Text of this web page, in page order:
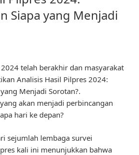
Siapa yang Menjadi
telah berakhir dan masyarakat
Analisis Hasil Pilpres 2024:
Menjadi Sorotan?.
akan menjadi perbincangan
hari ke depan?
sejumlah lembaga survei
kali ini menunjukkan bahwa